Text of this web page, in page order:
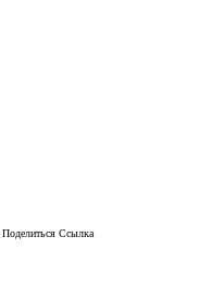
Поделиться Ссылка